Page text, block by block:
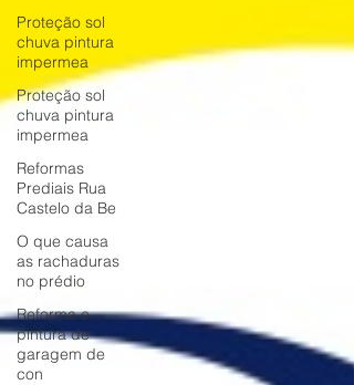
Proteção sol
chuva pintura
impermea
Proteção sol
chuva pintura
impermea
Reformas
Prediais Rua
Castelo da Be
O que causa
as rachaduras
no prédio
Reforma e
pintura de
garagem de
con